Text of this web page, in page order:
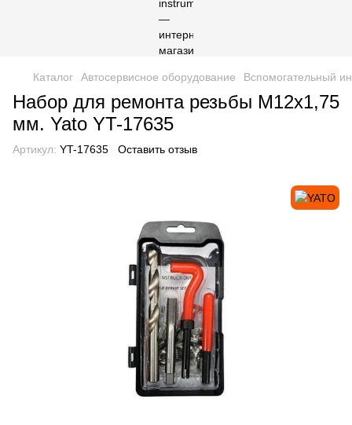
Каталог Автосервисное оборудование Вспомогательный
Набор для ремонта резьбы М12x1,75
мм. Yato YT-17635
Артикул: YT-17635 Оставить отзыв